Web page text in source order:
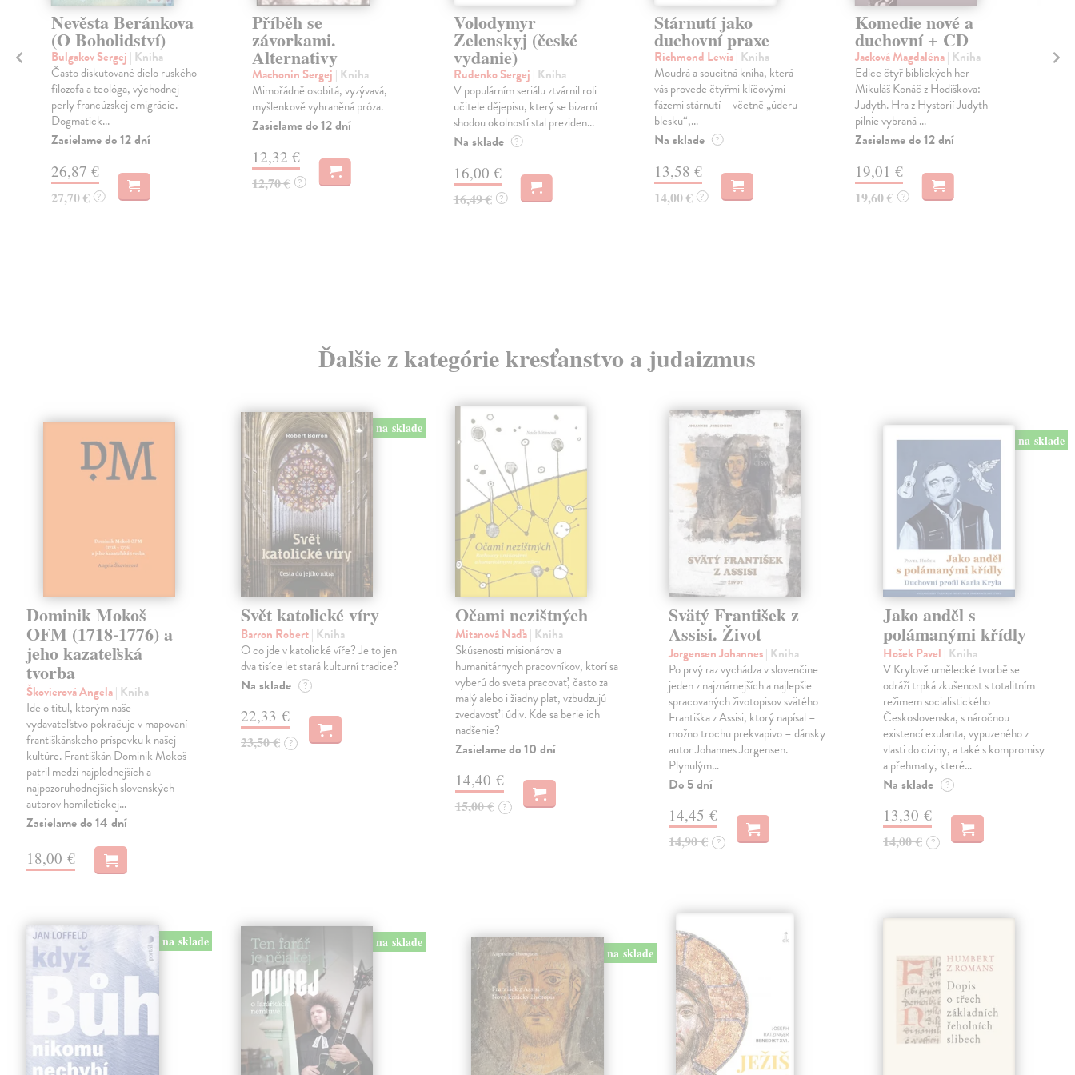
Nevěsta Beránkova
(O Boholidství)
Bulgakov Sergej | Kniha
Často diskutované dielo ruského
filozofa a teológa, východnej
perly francúzskej emigrácie.
Dogmatick...
Zasielame do 12 dní
26,87 €
27,70 € ?
Příběh se
závorkami.
Alternativy
Machonin Sergej | Kniha
Mimořádně osobitá, vyzývavá,
myšlenkově vyhraněná próza.
Zasielame do 12 dní
12,32 €
12,70 € ?
Volodymyr
Zelenskyj (české
vydanie)
Rudenko Sergej | Kniha
V populárním seriálu ztvárnil roli
učitele dějepisu, který se bizarní
shodou okolností stal preziden...
Na sklade ?
16,00 €
16,49 € ?
Stárnutí jako
duchovní praxe
Richmond Lewis| Kniha
Moudrá a soucitná kniha, která
vás provede čtyřmi klíčovými
fázemi stárnutí – včetně „úderu
blesku“,...
Na sklade ?
13,58 €
14,00 € ?
Komedie nové a
duchovní + CD
Jacková Magdaléna| Kniha
Edice čtyř biblických her -
Mikuláš Konáč z Hodiškova:
Judyth. Hra z Hystorií Judyth
pilnie vybraná ...
Zasielame do 12 dní
19,01 €
19,60 € ?
Ďalšie z kategórie kresťanstvo a judaizmus
Dominik Mokoš
OFM (1718-1776) a
jeho kazateľská
tvorba
Škovierová Angela| Kniha
Ide o titul, ktorým naše
vydavateľstvo pokračuje v mapovaní
františkánskeho príspevku k našej
kultúre. Františkán Dominik Mokoš
patril medzi najplodnejších a
najpozoruhodnejších slovenských
autorov homiletickej…
Zasielame do 14 dní
18,00 €
na sklade
Svět katolické víry
Barron Robert| Kniha
O co jde v katolické víře? Je to jen
dva tisíce let stará kulturní tradice?
Na sklade ?
22,33 €
23,50 € ?
Očami nezištných
Mitanová Naďa| Kniha
Skúsenosti misionárov a
humanitárnych pracovníkov, ktorí sa
vyberú do sveta pracovať, často za
malý alebo i žiadny plat, vzbudzujú
zvedavosť i údiv. Kde sa berie ich
nadšenie?
Zasielame do 10 dní
14,40 €
15,00 € ?
Svätý František z
Assisi. Život
Jorgensen Johannes| Kniha
Po prvý raz vychádza v slovenčine
jeden z najznámejších a najlepšie
spracovaných životopisov svätého
Františka z Assisi, ktorý napísal –
možno trochu prekvapivo – dánsky
autor Johannes Jorgensen.
Plynulým…
Do 5 dní
14,45 €
14,90 € ?
na sklade
Jako anděl s
polámanými křídly
Hošek Pavel | Kniha
V Krylově umělecké tvorbě se
odráží trpká zkušenost s totalitním
režimem socialistického
Československa, s náročnou
existencí exulanta, vypuzeného z
vlasti do ciziny, a také s kompromisy
a přehmaty, které…
Na sklade ?
13,30 €
14,00 € ?
na sklade na sklade
na sklade